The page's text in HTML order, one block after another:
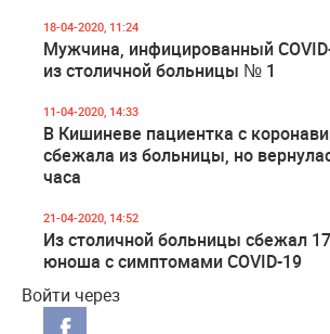
18-04-2020, 11:24
Мужчина, инфицированный
из столичной больницы № 1
11-04-2020, 14:33
В Кишиневе пациентка с
сбежала из больницы, но
часа
21-04-2020, 14:52
Из столичной больницы сбежал
юноша с симптомами COVID-19
Войти через